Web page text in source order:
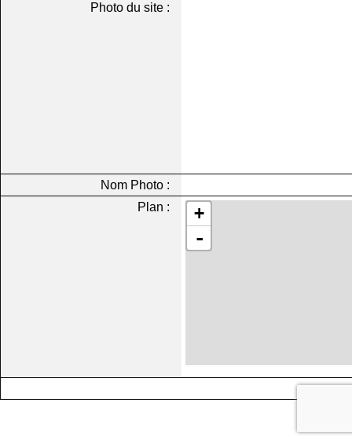
Photo du site :
Nom Photo :
Plan :
+
-